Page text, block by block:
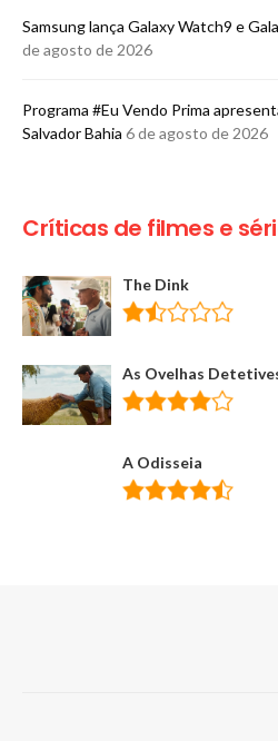
Samsung lança Galaxy Watch9 e
de agosto de 2026
Programa #Eu Vendo Prima
Salvador Bahia 6 de agosto de 2026
Críticas de filmes e
The Dink
As Ovelhas
A Odisseia